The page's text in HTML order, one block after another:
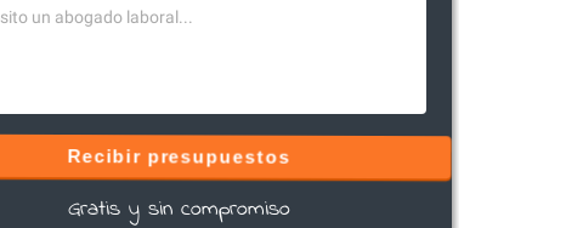
Recibir presupuestos
Gratis y sin compromiso